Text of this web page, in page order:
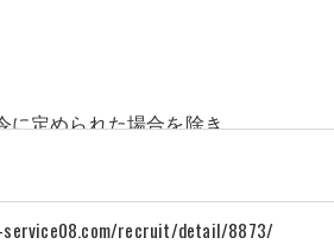
に定められた場合を除き、
recruit/detail/8873/